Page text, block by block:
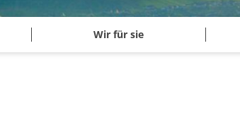
Wir für sie